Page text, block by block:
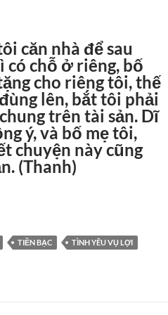
căn nhà để sau
có chỗ ở riêng, bố
cho riêng tôi, thế
lên, bắt tôi phải
trên tài sản. Dĩ
ý, và bố mẹ tôi,
chuyện này cũng
(Thanh)
vì bạn gái chỉ yêu tiền của tôi
TIỀN BẠC
TÌNH YÊU VỤ LỢI